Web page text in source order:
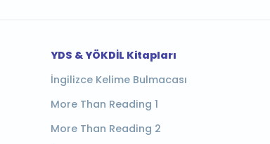
YDS & YÖKDİL Kitapları
İngilizce Kelime Bulmacası
More Than Reading 1
More Than Reading 2